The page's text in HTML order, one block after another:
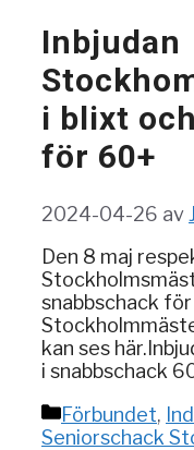
Inbjudan
i blixt
för 60+
2024-04-26 av
Den 8 maj
snabbschack
kan ses
i snabbschack
Kategorier
Förbundet,
Seniorschack